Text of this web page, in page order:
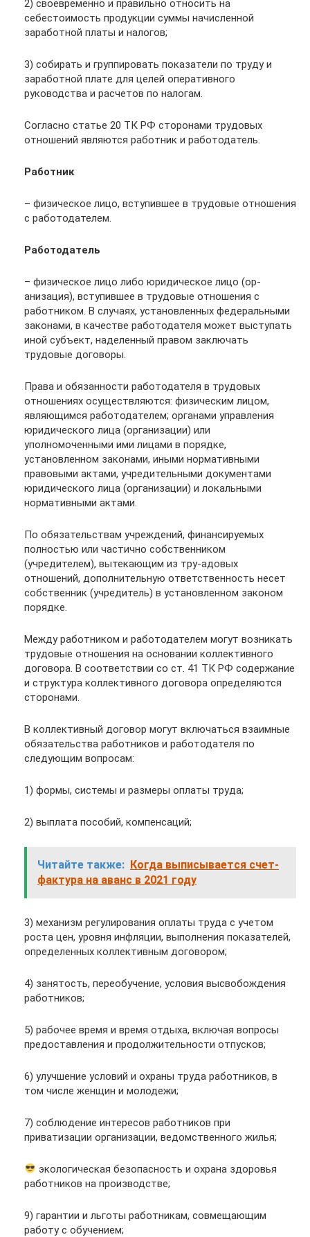
2) своевременно и правильно относить на
себестоимость продукции суммы начисленной
заработной платы и налогов;
3) собирать и группировать показатели по труду и
заработной плате для целей оперативного
руководства и расчетов по налогам.
Согласно статье 20 ТК РФ сторонами трудовых
отношений являются работник и работодатель.
Работник
– физическое лицо, вступившее в трудовые отношения
с работодателем.
Работодатель
– физическое лицо либо юридическое лицо (ор-
анизация), вступившее в трудовые отношения с
работником. В случаях, установленных федеральными
законами, в качестве работодателя может выступать
иной субъект, наделенный правом заключать
трудовые договоры.
Права и обязанности работодателя в трудовых
отношениях осуществляются: физическим лицом,
являющимся работодателем; органами управления
юридического лица (организации) или
уполномоченными ими лицами в порядке,
установленном законами, иными нормативными
правовыми актами, учредительными документами
юридического лица (организации) и локальными
нормативными актами.
По обязательствам учреждений, финансируемых
полностью или частично собственником
(учредителем), вытекающим из тру-адовых
отношений, дополнительную ответственность несет
собственник (учредитель) в установленном законом
порядке.
Между работником и работодателем могут возникать
трудовые отношения на основании коллективного
договора. В соответствии со ст. 41 ТК РФ содержание
и структура коллективного договора определяются
сторонами.
В коллективный договор могут включаться взаимные
обязательства работников и работодателя по
следующим вопросам:
1) формы, системы и размеры оплаты труда;
2) выплата пособий, компенсаций;
Читайте также: Когда выписывается счет-
фактура на аванс в 2021 году
3) механизм регулирования оплаты труда с учетом
роста цен, уровня инфляции, выполнения показателей,
определенных коллективным договором;
4) занятость, переобучение, условия высвобождения
работников;
5) рабочее время и время отдыха, включая вопросы
предоставления и продолжительности отпусков;
6) улучшение условий и охраны труда работников, в
том числе женщин и молодежи;
7) соблюдение интересов работников при
приватизации организации, ведомственного жилья;
экологическая безопасность и охрана здоровья
работников на производстве;
9) гарантии и льготы работникам, совмещающим
работу с обучением;